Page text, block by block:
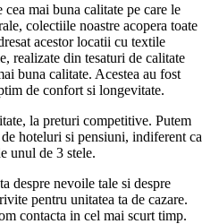
mai buna calitate pe care le
colectiile noastre acopera toate
acestor locatii cu textile
realizate din tesaturi de calitate
buna calitate. Acestea au fost
de confort si longevitate.
la preturi competitive. Putem
hoteluri si pensiuni, indiferent ca
unul de 3 stele.
despre nevoile tale si despre
pentru unitatea ta de cazare.
contacta in cel mai scurt timp.